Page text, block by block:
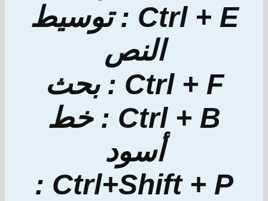
Ctrl + E : توسيط
النص
Ctrl + F : بحث
Ctrl + B : خط
أسود
Ctrl+Shift + P :